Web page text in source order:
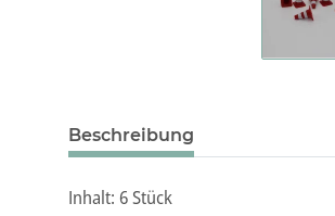
Beschreibung
Inhalt: 6 Stück